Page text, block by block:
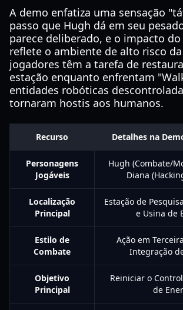
A demo enfatiza uma sensação
passo que Hugh dá em seu
parece deliberado, e o impacto
reflete o ambiente de alto risco
jogadores têm a tarefa de
estação enquanto enfrentam
entidades robóticas
tornaram hostis aos humanos.
Recurso Detalhes na
Personagens
Jogáveis
Hugh (Combate/
Diana
Localização
Principal
Estação de
e Usina de
Estilo de
Combate
Ação em
Integração
Objetivo
Principal
Reiniciar o
de